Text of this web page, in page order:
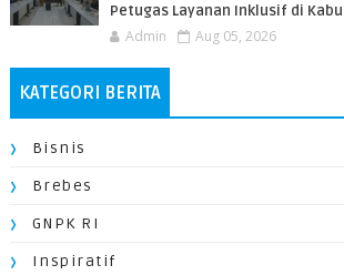
Petugas Layanan Inklusif di
Admin Aug 05, 2026
KATEGORI BERITA
Bisnis
Brebes
GNPK RI
Inspiratif